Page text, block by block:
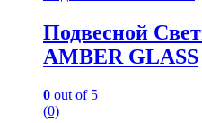
Подвесной
AMBER GLASS
0 out of 5
(0)